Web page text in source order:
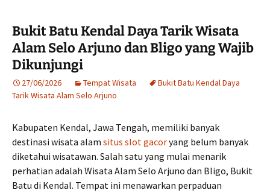
Bukit Batu Kendal Daya Tarik Wisata
Alam Selo Arjuno dan Bligo yang Wajib
Dikunjungi
27/06/2026 Tempat Wisata
Bukit Batu Kendal Daya
Tarik Wisata Alam Selo Arjuno
Kabupaten Kendal, Jawa Tengah, memiliki banyak
destinasi wisata alam situs slot gacoryang belum banyak
diketahui wisatawan. Salah satu yang mulai menarik
perhatian adalah Wisata Alam Selo Arjuno dan Bligo, Bukit
Batu di Kendal. Tempat ini menawarkan perpaduan